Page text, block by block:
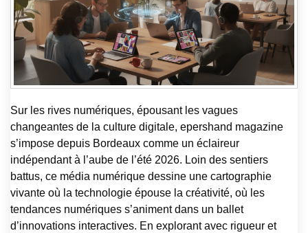
Sur les rives numériques, épousant les vagues
changeantes de la culture digitale, epershand magazine
s’impose depuis Bordeaux comme un éclaireur
indépendant à l’aube de l’été 2026. Loin des sentiers
battus, ce média numérique dessine une cartographie
vivante où la technologie épouse la créativité, où les
tendances numériques s’animent dans un ballet
d’innovations interactives. En explorant avec rigueur et